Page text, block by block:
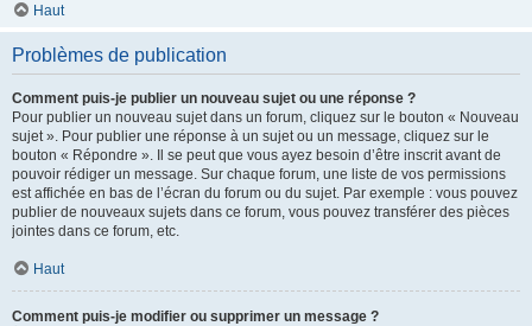
Haut
Problèmes de publication
Comment puis-je publier un nouveau sujet ou une réponse ?
Pour publier un nouveau sujet dans un forum, cliquez sur le bouton « Nouveau
sujet ». Pour publier une réponse à un sujet ou un message, cliquez sur le
bouton « Répondre ». Il se peut que vous ayez besoin d’être inscrit avant de
pouvoir rédiger un message. Sur chaque forum, une liste de vos permissions
est affichée en bas de l’écran du forum ou du sujet. Par exemple : vous pouvez
publier de nouveaux sujets dans ce forum, vous pouvez transférer des pièces
jointes dans ce forum, etc.
Haut
Comment puis-je modifier ou supprimer un message ?